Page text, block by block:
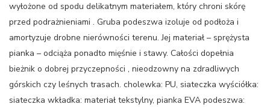
wyłożone od spodu delikatnym materiałem, który chroni skórę
przed podrażnieniami . Gruba podeszwa izoluje od podłoża i
amortyzuje drobne nierówności terenu. Jej materiał – sprężysta
pianka – odciąża ponadto mięśnie i stawy. Całości dopełnia
bieżnik o dobrej przyczepności , nieodzowny na zdradliwych
górskich czy leśnych trasach. cholewka: PU, siateczka wyściółka:
siateczka wkładka: materiał tekstylny, pianka EVA podeszwa: